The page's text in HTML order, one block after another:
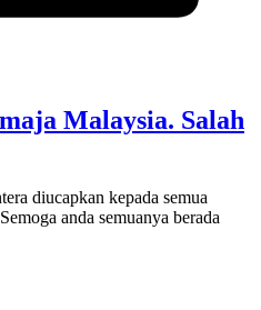
Malaysia. Salah
diucapkan kepada semua
anda semuanya berada